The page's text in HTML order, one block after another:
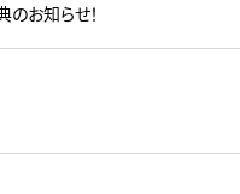
お知らせ！